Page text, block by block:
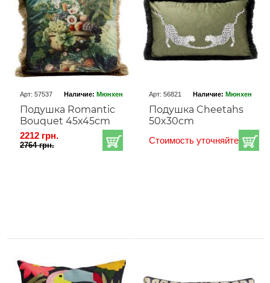
Арт: 57537 Наличие: Мюнхен
Подушка Romantic
Bouquet 45x45cm
2212 грн.
2764 грн.
Арт: 56821 Наличие: Мюнхен
Подушка Cheetahs
50x30cm
Стоимость уточняйте